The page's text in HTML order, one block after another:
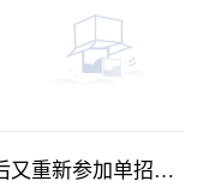
又重新参加单招考